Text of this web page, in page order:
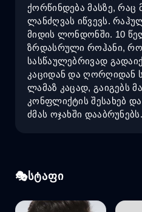
ქორწინდება მასზე, რაც
ლანძღვას იწვევს.
მიდის ლონდონში. 10
ზრდასრული როჰანი,
სასწაულებრივად
კაციდან და ღორღიდან
ლამაზ კაცად, გაიგებს
კონფლიქტის შესახებ
ძმას ოჯახში დააბრუნებს.
სტაფი